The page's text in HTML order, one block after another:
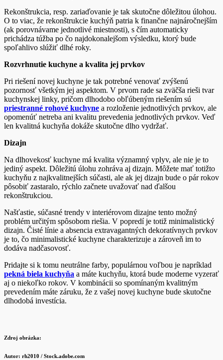
Rekonštrukcia, resp. zariaďovanie je tak skutočne dôležitou úlohou.
O to viac, že rekonštrukcie kuchýň patria k finančne najnáročnejším
(ak porovnávame jednotlivé miestnosti), s čím automaticky
prichádza túžba po čo najdokonalejšom výsledku, ktorý bude
spoľahlivo slúžiť dlhé roky.
Rozvrhnutie kuchyne a kvalita jej prvkov
Pri riešení novej kuchyne je tak potrebné venovať zvýšenú
pozornosť všetkým jej aspektom. V prvom rade sa zväčša rieši tvar
kuchynskej linky, pričom dlhodobo obľúbeným riešením sú
priestranné rohové kuchyne a rozloženie jednotlivých prvkov, ale
opomenúť netreba ani kvalitu prevedenia jednotlivých prvkov. Veď
len kvalitná kuchyňa dokáže skutočne dlho vydržať.
Dizajn
Na dlhovekosť kuchyne má kvalita významný vplyv, ale nie je to
jediný aspekt. Dôležitú úlohu zohráva aj dizajn. Môžete mať totižto
kuchyňu z najkvalitnejších súčasti, ale ak jej dizajn bude o pár rokov
pôsobiť zastaralo, rýchlo začnete uvažovať nad ďalšou
rekonštrukciou.
Našťastie, súčasné trendy v interiérovom dizajne tento možný
problém určitým spôsobom riešia. V popredí je totiž minimalistický
dizajn. Čisté línie a absencia extravagantných dekoratívnych prvkov
je to, čo minimalistické kuchyne charakterizuje a zároveň im to
dodáva nadčasovosť.
Pridajte si k tomu neutrálne farby, populárnou voľbou je napríklad
pekná biela kuchyňa a máte kuchyňu, ktorá bude moderne vyzerať
aj o niekoľko rokov. V kombinácii so spomínaným kvalitným
prevedením máte záruku, že z vašej novej kuchyne bude skutočne
dlhodobá investícia.
Zdroj obrázka:
Autor: rh2010 / Stock.adobe.com